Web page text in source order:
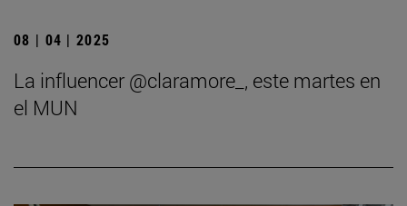
08 | 04 | 2025
La influencer @claramore_, este martes en
el MUN